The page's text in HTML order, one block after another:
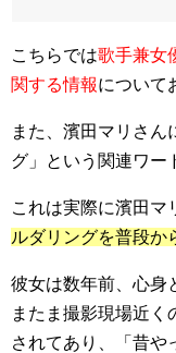
こちらでは歌手兼女
関する情報について
また、濱田マリさん
グ」という関連ワー
これは実際に濱田マ
ルダリングを普段か
彼女は数年前、心身
またま撮影現場近く
されてあり、「昔や